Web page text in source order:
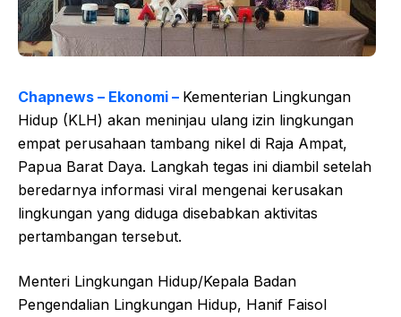
Chapnews – Ekonomi – Kementerian Lingkungan
Hidup (KLH) akan meninjau ulang izin lingkungan
empat perusahaan tambang nikel di Raja Ampat,
Papua Barat Daya. Langkah tegas ini diambil setelah
beredarnya informasi viral mengenai kerusakan
lingkungan yang diduga disebabkan aktivitas
pertambangan tersebut.
Menteri Lingkungan Hidup/Kepala Badan
Pengendalian Lingkungan Hidup, Hanif Faisol